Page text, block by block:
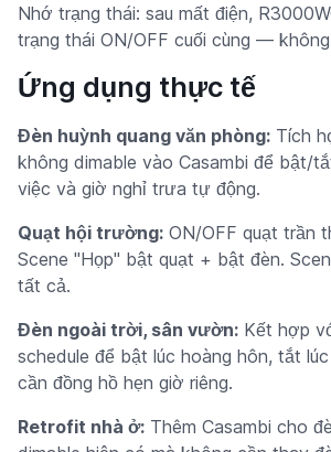
Nhớ trạng thái: sau mất điện,
trạng thái ON/OFF cuối cùng —
Ứng dụng thực tế
Đèn huỳnh quang văn phòng: Tích
không dimable vào Casambi để bật/
việc và giờ nghỉ trưa tự động.
Quạt hội trường: ON/OFF quạt trần
Scene "Họp" bật quạt + bật đèn.
tất cả.
Đèn ngoài trời, sân vườn: Kết hợp
schedule để bật lúc hoàng hôn, tắt
cần đồng hồ hẹn giờ riêng.
Retrofit nhà ở: Thêm Casambi cho